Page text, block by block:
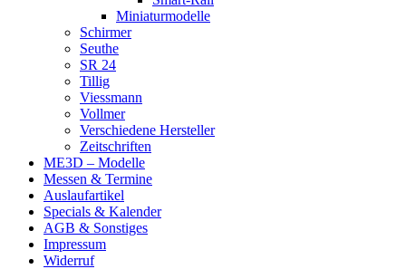
Miniaturmodelle
Schirmer
Seuthe
SR 24
Tillig
Viessmann
Vollmer
Verschiedene Hersteller
Zeitschriften
ME3D – Modelle
Messen & Termine
Auslaufartikel
Specials & Kalender
AGB & Sonstiges
Impressum
Widerruf